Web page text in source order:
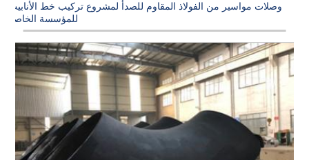
وصلات مواسير من الفولاذ المقاوم للصدأ لمشروع تركيب خط الأنابيب
للمؤسسة الخاصة